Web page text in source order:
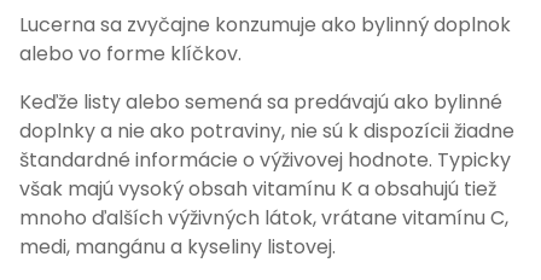
Lucerna sa zvyčajne konzumuje ako bylinný doplnok
alebo vo forme klíčkov.
Keďže listy alebo semená sa predávajú ako bylinné
doplnky a nie ako potraviny, nie sú k dispozícii žiadne
štandardné informácie o výživovej hodnote. Typicky
však majú vysoký obsah vitamínu K a obsahujú tiež
mnoho ďalších výživných látok, vrátane vitamínu C,
medi, mangánu a kyseliny listovej.